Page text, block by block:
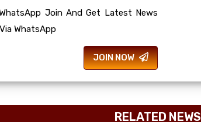
Join And Get Latest News
WhatsApp
JOIN NOW
RELATED NEWS